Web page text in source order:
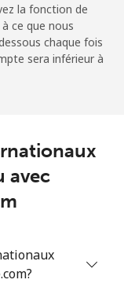
pour ⁦$5⁩ -
pour ⁦$5⁩
la fonction de
ce que nous
chaque fois
sera inférieur à
avec